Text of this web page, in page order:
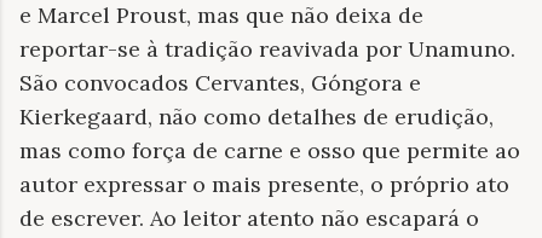
e Marcel Proust, mas que não deixa de
reportar-se à tradição reavivada por Unamuno.
São convocados Cervantes, Góngora e
Kierkegaard, não como detalhes de erudição,
mas como força de carne e osso que permite ao
autor expressar o mais presente, o próprio ato
de escrever. Ao leitor atento não escapará o